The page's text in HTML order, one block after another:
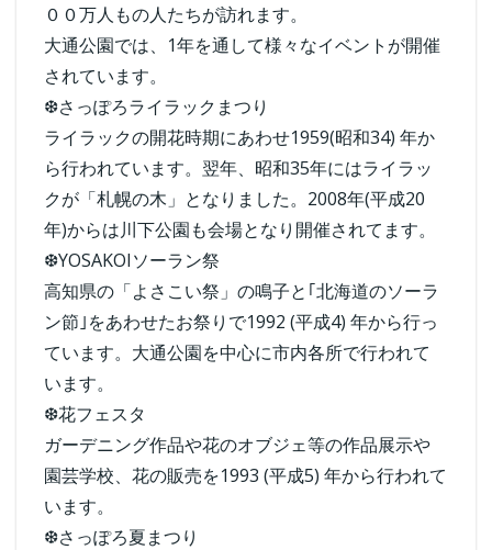
００万人もの人たちが訪れます。
大通公園では、1年を通して様々なイベントが開催
されています。
❆さっぽろライラックまつり
ライラックの開花時期にあわせ1959(昭和34) 年か
ら行われています。翌年、昭和35年にはライラッ
クが「札幌の木」となりました。2008年(平成20
年)からは川下公園も会場となり開催されてます。
❆YOSAKOIソーラン祭
高知県の「よさこい祭」の鳴子と｢北海道のソーラ
ン節｣をあわせたお祭りで1992 (平成4) 年から行っ
ています。大通公園を中心に市内各所で行われて
います。
❆花フェスタ
ガーデニング作品や花のオブジェ等の作品展示や
園芸学校、花の販売を1993 (平成5) 年から行われて
います。
❆さっぽろ夏まつり